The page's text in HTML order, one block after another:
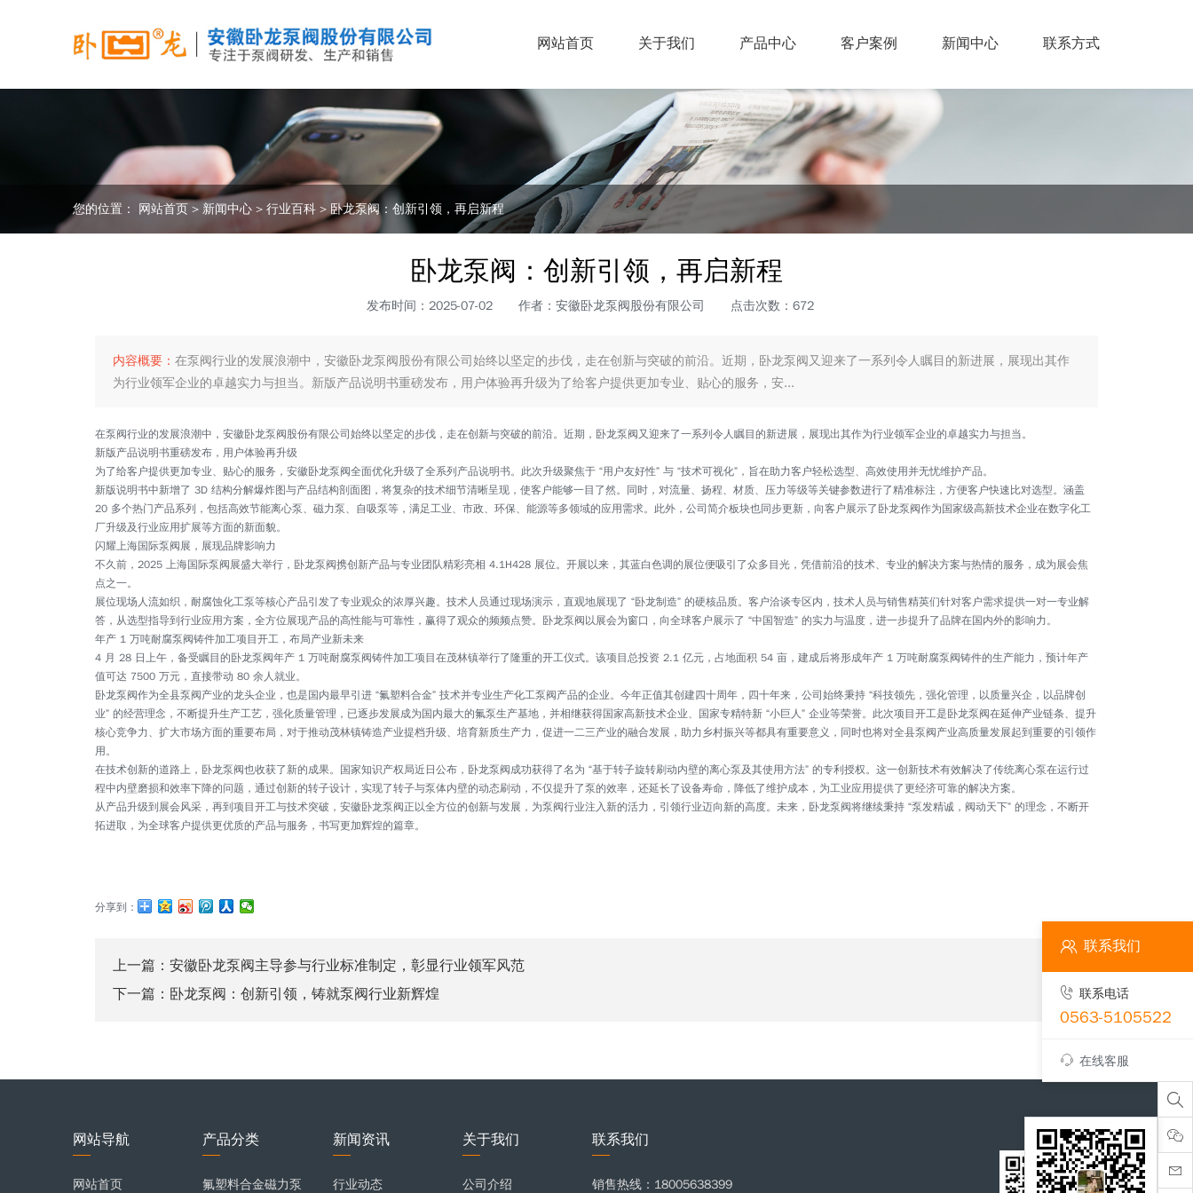
网站首页 关于我们 产品中心 客户案例 新闻中心 联系方式
您的位置： 网站首页 > 新闻中心 > 行业百科 > 卧龙泵阀：创新引领，再启新程
卧龙泵阀：创新引领，再启新程
发布时间：2025-07-02 作者：安徽卧龙泵阀股份有限公司 点击次数：672
内容概要： 在泵阀行业的发展浪潮中，安徽卧龙泵阀股份有限公司始终以坚定的步伐，走在创新与突破的前沿。近期，卧龙泵阀又迎来了一系列令人瞩目的新进展，展现出其作
为行业领军企业的卓越实力与担当。​ 新版产品说明书重磅发布，用户体验再升级​ 为了给客户提供更加专业、贴心的服务，安...
在泵阀行业的发展浪潮中，安徽卧龙泵阀股份有限公司始终以坚定的步伐，走在创新与突破的前沿。近期，卧龙泵阀又迎来了一系列令人瞩目的新进展，展现出其作为行业领军企业的卓越实力与担当。
新版产品说明书重磅发布，用户体验再升级
为了给客户提供更加专业、贴心的服务，安徽卧龙泵阀全面优化升级了全系列产品说明书。此次升级聚焦于 “用户友好性” 与 “技术可视化”，旨在助力客户轻松选型、高效使用并无忧维护产品。
新版说明书中新增了 3D 结构分解爆炸图与产品结构剖面图，将复杂的技术细节清晰呈现，使客户能够一目了然。同时，对流量、扬程、材质、压力等级等关键参数进行了精准标注，方便客户快速比对选型。涵盖
20 多个热门产品系列，包括高效节能离心泵、磁力泵、自吸泵等，满足工业、市政、环保、能源等多领域的应用需求。此外，公司简介板块也同步更新，向客户展示了卧龙泵阀作为国家级高新技术企业在数字化工
厂升级及行业应用扩展等方面的新面貌。
闪耀上海国际泵阀展，展现品牌影响力
不久前，2025 上海国际泵阀展盛大举行，卧龙泵阀携创新产品与专业团队精彩亮相 4.1H428 展位。开展以来，其蓝白色调的展位便吸引了众多目光，凭借前沿的技术、专业的解决方案与热情的服务，成为展会焦
点之一。
展位现场人流如织，耐腐蚀化工泵等核心产品引发了专业观众的浓厚兴趣。技术人员通过现场演示，直观地展现了 “卧龙制造” 的硬核品质。客户洽谈专区内，技术人员与销售精英们针对客户需求提供一对一专业解
答，从选型指导到行业应用方案，全方位展现产品的高性能与可靠性，赢得了观众的频频点赞。卧龙泵阀以展会为窗口，向全球客户展示了 “中国智造” 的实力与温度，进一步提升了品牌在国内外的影响力。
年产 1 万吨耐腐泵阀铸件加工项目开工，布局产业新未来
4 月 28 日上午，备受瞩目的卧龙泵阀年产 1 万吨耐腐泵阀铸件加工项目在茂林镇举行了隆重的开工仪式。该项目总投资 2.1 亿元，占地面积 54 亩，建成后将形成年产 1 万吨耐腐泵阀铸件的生产能力，预计年产
值可达 7500 万元，直接带动 80 余人就业。
卧龙泵阀作为全县泵阀产业的龙头企业，也是国内最早引进 “氟塑料合金” 技术并专业生产化工泵阀产品的企业。今年正值其创建四十周年，四十年来，公司始终秉持 “科技领先，强化管理，以质量兴企，以品牌创
业” 的经营理念，不断提升生产工艺，强化质量管理，已逐步发展成为国内最大的氟泵生产基地，并相继获得国家高新技术企业、国家专精特新 “小巨人” 企业等荣誉。此次项目开工是卧龙泵阀在延伸产业链条、提升
核心竞争力、扩大市场方面的重要布局，对于推动茂林镇铸造产业提档升级、培育新质生产力，促进一二三产业的融合发展，助力乡村振兴等都具有重要意义，同时也将对全县泵阀产业高质量发展起到重要的引领作
用。
在技术创新的道路上，卧龙泵阀也收获了新的成果。国家知识产权局近日公布，卧龙泵阀成功获得了名为 “基于转子旋转刷动内壁的离心泵及其使用方法” 的专利授权。这一创新技术有效解决了传统离心泵在运行过
程中内壁磨损和效率下降的问题，通过创新的转子设计，实现了转子与泵体内壁的动态刷动，不仅提升了泵的效率，还延长了设备寿命，降低了维护成本，为工业应用提供了更经济可靠的解决方案。
从产品升级到展会风采，再到项目开工与技术突破，安徽卧龙泵阀正以全方位的创新与发展，为泵阀行业注入新的活力，引领行业迈向新的高度。未来，卧龙泵阀将继续秉持 “泵发精诚，阀动天下” 的理念，不断开
拓进取，为全球客户提供更优质的产品与服务，书写更加辉煌的篇章。
分享到：
上一篇： 安徽卧龙泵阀主导参与行业标准制定，彰显行业领军风范
下一篇： 卧龙泵阀：创新引领，铸就泵阀行业新辉煌
网站导航
网站首页
产品分类
氟塑料合金磁力泵
新闻资讯
行业动态
关于我们
公司介绍
联系我们
销售热线：18005638399
联系我们
联系电话
0563-5105522
在线客服